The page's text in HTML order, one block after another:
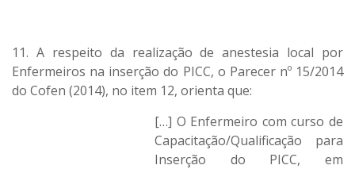
11. A respeito da realização de anestesia local por
Enfermeiros na inserção do PICC, o Parecer nº 15/2014
do Cofen (2014), no item 12, orienta que:
[…] O Enfermeiro com curso de
Capacitação/Qualificação para
Inserção do PICC, em